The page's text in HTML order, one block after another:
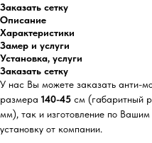
Заказать сетку
Описание
Характеристики
Замер и услуги
Установка, услуги
Заказать сетку
У нас Вы можете заказать анти-
размера 140-45 см (габаритный
мм), так и изготовление по
установку от компании.